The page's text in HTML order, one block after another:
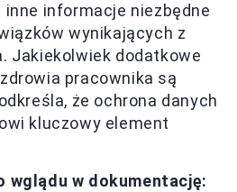
informacje niezbędne
wynikających z
Jakiekolwiek dodatkowe
pracownika są
że ochrona danych
kluczowy element
wglądu w dokumentację: